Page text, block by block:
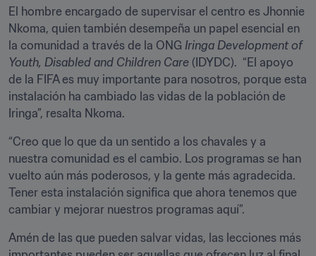
El hombre encargado de supervisar el centro es Jhonnie
Nkoma, quien también desempeña un papel esencial en
la comunidad a través de la ONG Iringa Development of
Youth, Disabled and Children Care (IDYDC).  “El apoyo
de la FIFA es muy importante para nosotros, porque esta
instalación ha cambiado las vidas de la población de
Iringa”, resalta Nkoma.
“Creo que lo que da un sentido a los chavales y a
nuestra comunidad es el cambio. Los programas se han
vuelto aún más poderosos, y la gente más agradecida.
Tener esta instalación significa que ahora tenemos que
cambiar y mejorar nuestros programas aquí”.
Amén de las que pueden salvar vidas, las lecciones más